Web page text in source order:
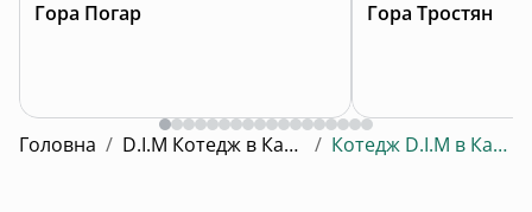
Гора Погар
Гора Тростян
Головна / D.I.M Котедж в Карпатах / Котедж D.I.M в Карпатах